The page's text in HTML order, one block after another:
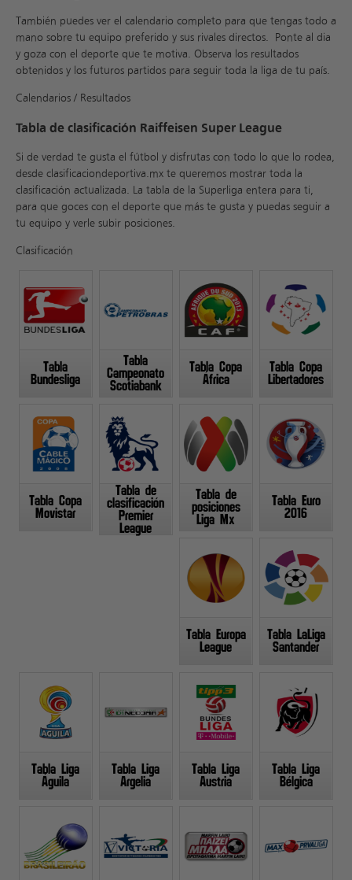
También puedes ver el calendario completo para que tengas todo a
mano sobre tu equipo preferido y sus rivales directos. Ponte al dia
y goza con el deporte que te motiva. Observa los resultados
obtenidos y los futuros partidos para seguir toda la liga de tu país.
Calendarios / Resultados
Tabla de clasificación Raiffeisen Super League
Si de verdad te gusta el fútbol y disfrutas con todo lo que lo rodea,
desde clasificaciondeportiva.mx te queremos mostrar toda la
clasificación actualizada. La tabla de la Superliga entera para ti,
para que goces con el deporte que más te gusta y puedas seguir a
tu equipo y verle subir posiciones.
Clasificación
Tabla
Bundesliga
Tabla
Campeonato
Scotiabank
Tabla Copa
África
Tabla Copa
Libertadores
Tabla Copa
Movistar
Tabla de
clasificación
Premier
League
Tabla de
posiciones
Liga Mx
Tabla Euro
2016
Tabla Europa
League
Tabla LaLiga
Santander
Tabla Liga
Águila
Tabla Liga
Argelia
Tabla Liga
Austria
Tabla Liga
Bélgica